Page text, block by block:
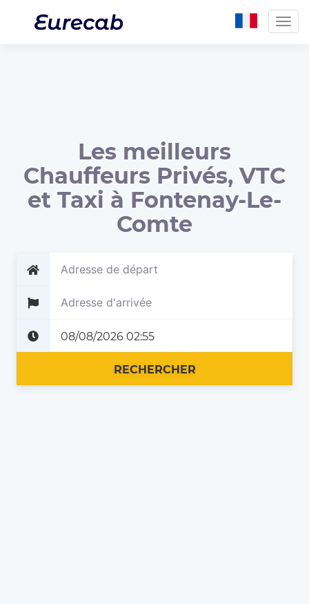
Les meilleurs
Chauffeurs Privés, VTC
et Taxi à Fontenay-Le-
Comte
RECHERCHER